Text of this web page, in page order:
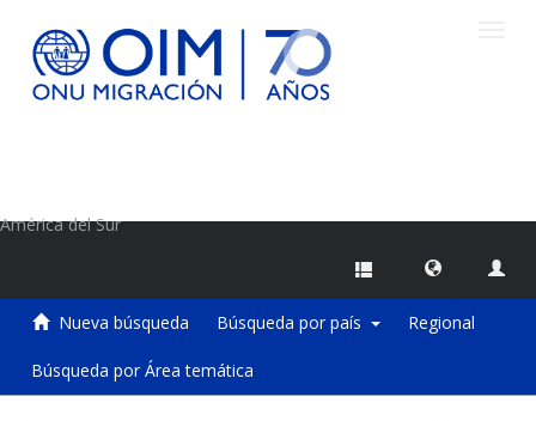
América del Sur
Nueva búsqueda Búsqueda por país Regional
Búsqueda por Área temática